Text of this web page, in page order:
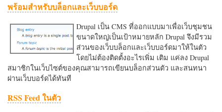
พร้อมสำหรับบล็อกและเว็บบอร์ด
Drupal เป็น CMS ที่ออกแบบมาเพื่อเว็บชุมชน
ขนาดใหญ่เป็นเป้าหมายหลัก Drupal จึงมีรวม
ส่วนของเว็บบล็อกและเว็บบอร์ดมาให้ในตัว
โดยไม่ต้องติดตั้งอะไรเพิ่ม เติม แค่ลง Drupal
สมาชิกในเว็บไซต์ของคุณสามารถเขียนบล็อกส่วนตัว และสนทนา
ผ่านเว็บบอร์ดได้ทันที
RSS Feed ในตัว